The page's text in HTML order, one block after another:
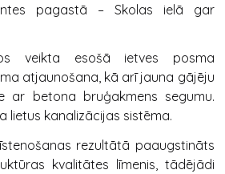
pagastā – Skolas ielā gar
veikta esošā ietves posma
atjaunošana, kā arī jauna gājēju
ar betona bruģakmens segumu.
lietus kanalizācijas sistēma.
rezultātā paaugstināts
kvalitātes līmenis, tādējādi